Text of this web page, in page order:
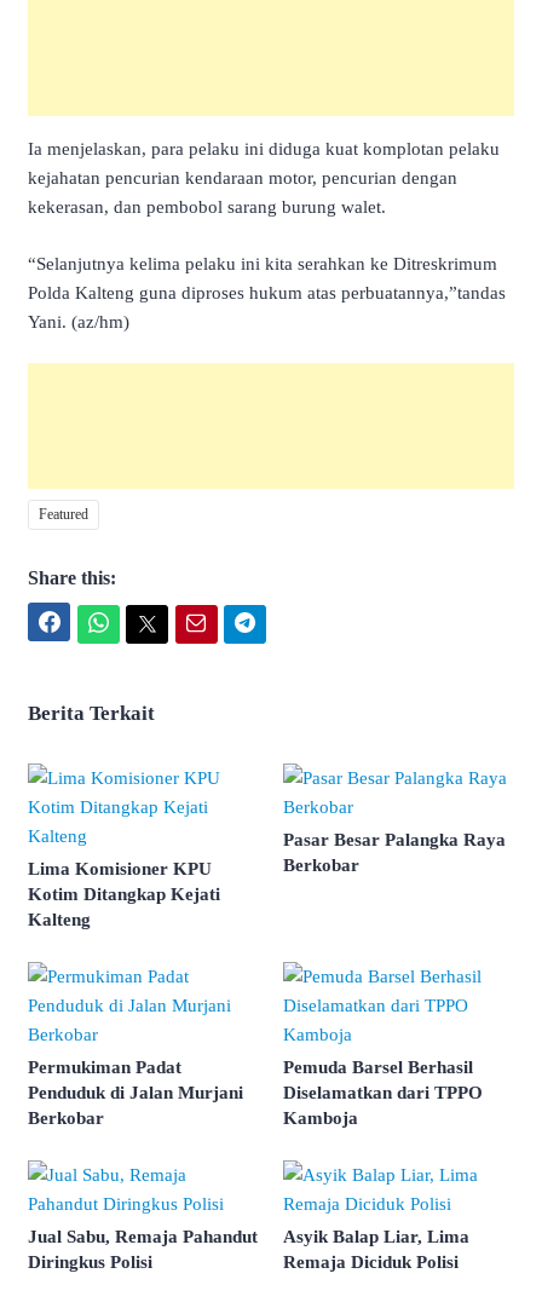
Ia menjelaskan, para pelaku ini diduga kuat komplotan pelaku
kejahatan pencurian kendaraan motor, pencurian dengan
kekerasan, dan pembobol sarang burung walet.
“Selanjutnya kelima pelaku ini kita serahkan ke Ditreskrimum
Polda Kalteng guna diproses hukum atas perbuatannya,”tandas
Yani. (az/hm)
Featured
Share this:
Berita Terkait
Lima Komisioner KPU
Kotim Ditangkap Kejati
Kalteng
Pasar Besar Palangka Raya
Berkobar
Permukiman Padat
Penduduk di Jalan Murjani
Berkobar
Pemuda Barsel Berhasil
Diselamatkan dari TPPO
Kamboja
Jual Sabu, Remaja Pahandut
Diringkus Polisi
Asyik Balap Liar, Lima
Remaja Diciduk Polisi